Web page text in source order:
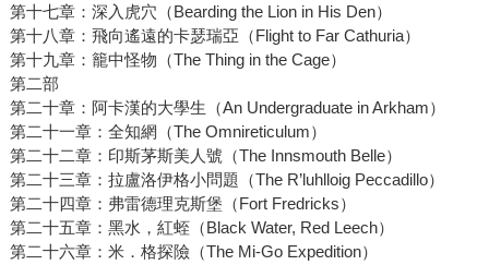
第十七章：深入虎穴（Bearding the Lion in His Den）
第十八章：飛向遙遠的卡瑟瑞亞（Flight to Far Cathuria）
第十九章：籠中怪物（The Thing in the Cage）
第二部
第二十章：阿卡漢的大學生（An Undergraduate in Arkham）
第二十一章：全知網（The Omnireticulum）
第二十二章：印斯茅斯美人號（The Innsmouth Belle）
第二十三章：拉盧洛伊格小問題（The R’luhlloig Peccadillo）
第二十四章：弗雷德理克斯堡（Fort Fredricks）
第二十五章：黑水，紅蛭（Black Water, Red Leech）
第二十六章：米．格探險（The Mi-Go Expedition）